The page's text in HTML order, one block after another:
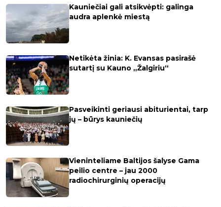
Kauniečiai gali atsikvėpti: galinga
audra aplenkė miestą
Netikėta žinia: K. Evansas pasirašė
sutartį su Kauno „Žalgiriu“
Pasveikinti geriausi abiturientai, tarp
jų – būrys kauniečių
Vieninteliame Baltijos šalyse Gama
peilio centre – jau 2000
radiochirurginių operacijų